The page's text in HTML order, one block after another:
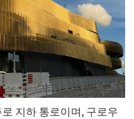
지하 통로이며, 구로우